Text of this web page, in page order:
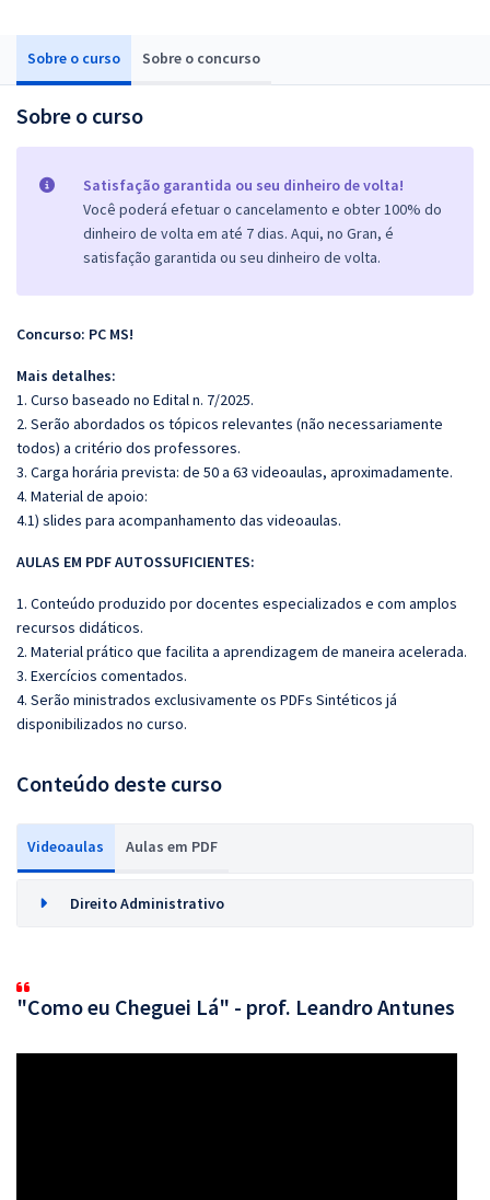
Sobre o curso Sobre o concurso
Sobre o curso
Satisfação garantida ou seu dinheiro de volta!
Você poderá efetuar o cancelamento e obter 100% do
dinheiro de volta em até 7 dias. Aqui, no Gran, é
satisfação garantida ou seu dinheiro de volta.
Concurso: PC MS!
Mais detalhes:
1. Curso baseado no Edital n. 7/2025.
2. Serão abordados os tópicos relevantes (não necessariamente
todos) a critério dos professores.
3. Carga horária prevista: de 50 a 63 videoaulas, aproximadamente.
4. Material de apoio:
4.1) slides para acompanhamento das videoaulas.
AULAS EM PDF AUTOSSUFICIENTES:
1. Conteúdo produzido por docentes especializados e com amplos
recursos didáticos.
2. Material prático que facilita a aprendizagem de maneira acelerada.
3. Exercícios comentados.
4. Serão ministrados exclusivamente os PDFs Sintéticos já
disponibilizados no curso.
Conteúdo deste curso
Videoaulas Aulas em PDF
Direito Administrativo
"Como eu Cheguei Lá" - prof. Leandro Antunes